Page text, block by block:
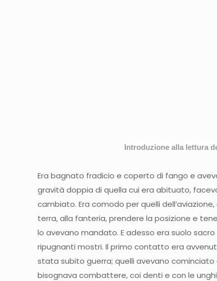
Introduzione alla lettura
Era bagnato fradicio e coperto di fango e
gravità doppia di quella cui era abituato,
cambiato. Era comodo per quelli
terra, alla fanteria, prendere la posizione e
lo avevano mandato. E adesso era suolo
ripugnanti mostri. Il primo contatto era
stata subito guerra; quelli avevano
bisognava combattere, coi denti e con le